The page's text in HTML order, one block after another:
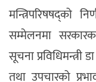
मन्त्रिपरिषषद्को
सम्मेलनमा
सूचना
तथा उपचारको